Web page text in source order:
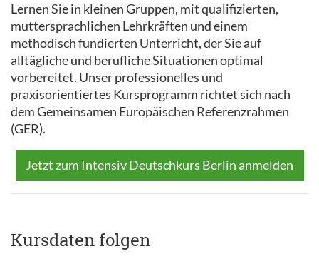
Lernen Sie in kleinen Gruppen, mit qualifizierten,
muttersprachlichen Lehrkräften und einem
methodisch fundierten Unterricht, der Sie auf
alltägliche und berufliche Situationen optimal
vorbereitet. Unser professionelles und
praxisorientiertes Kursprogramm richtet sich nach
dem Gemeinsamen Europäischen Referenzrahmen
(GER).
Jetzt zum Intensiv Deutschkurs Berlin anmelden
Kursdaten folgen